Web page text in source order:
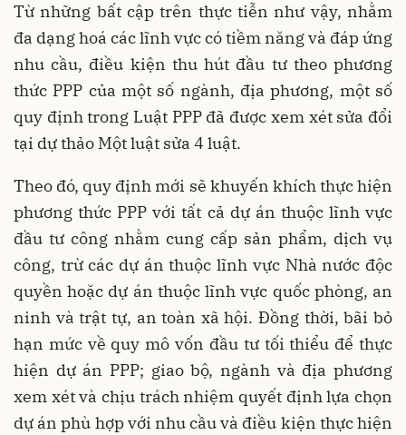
Từ những bất cập trên thực tiễn như vậy, nhằm
đa dạng hoá các lĩnh vực có tiềm năng và đáp ứng
nhu cầu, điều kiện thu hút đầu tư theo phương
thức PPP của một số ngành, địa phương, một số
quy định trong Luật PPP đã được xem xét sửa đổi
tại dự thảo Một luật sửa 4 luật.
Theo đó, quy định mới sẽ khuyến khích thực hiện
phương thức PPP với tất cả dự án thuộc lĩnh vực
đầu tư công nhằm cung cấp sản phẩm, dịch vụ
công, trừ các dự án thuộc lĩnh vực Nhà nước độc
quyền hoặc dự án thuộc lĩnh vực quốc phòng, an
ninh và trật tự, an toàn xã hội. Đồng thời, bãi bỏ
hạn mức về quy mô vốn đầu tư tối thiểu để thực
hiện dự án PPP; giao bộ, ngành và địa phương
xem xét và chịu trách nhiệm quyết định lựa chọn
dự án phù hợp với nhu cầu và điều kiện thực hiện